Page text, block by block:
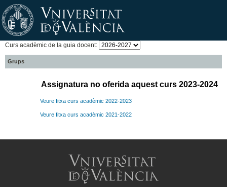
Curs acadèmic de la guia docent:
Grups
Assignatura no oferida aquest curs 2023-2024
Veure fitxa curs acadèmic 2022-2023
Veure fitxa curs acadèmic 2021-2022